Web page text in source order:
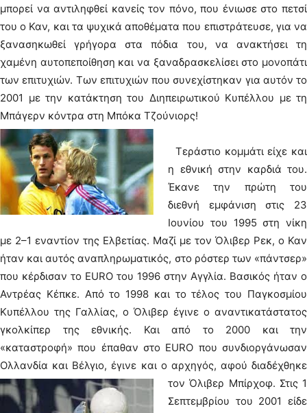
μπορεί να αντιληφθεί κανείς τον πόνο, που ένιωσε στο πετσί
του ο Καν, και τα ψυχικά αποθέματα που επιστράτευσε, για να
ξανασηκωθεί γρήγορα στα πόδια του, να ανακτήσει τη
χαμένη αυτοπεποίθηση και να ξαναδρασκελίσει στο μονοπάτι
των επιτυχιών. Των επιτυχιών που συνεχίστηκαν για αυτόν το
2001 με την κατάκτηση του Διηπειρωτικού Κυπέλλου με τη
Μπάγερν κόντρα στη Μπόκα Τζούνιορς!
Τεράστιο κομμάτι είχε και
η εθνική στην καρδιά του.
Έκανε την πρώτη του
διεθνή εμφάνιση στις 23
Ιουνίου του 1995 στη νίκη
με 2–1 εναντίον της Ελβετίας. Μαζί με τον Όλιβερ Ρεκ, ο Καν
ήταν και αυτός αναπληρωματικός, στο ρόστερ των «πάντσερ»
που κέρδισαν το EURO του 1996 στην Αγγλία. Βασικός ήταν ο
Αντρέας Κέπκε. Από το 1998 και το τέλος του Παγκοσμίου
Κυπέλλου της Γαλλίας, ο Όλιβερ έγινε ο αναντικατάστατος
γκολκίπερ της εθνικής. Και από το 2000 και την
«καταστροφή» που έπαθαν στο EURO που συνδιοργάνωσαν
Ολλανδία και Βέλγιο, έγινε και ο αρχηγός, αφού διαδέχθηκε
τον Όλιβερ Μπίρχοφ. Στις 1
Σεπτεμβρίου του 2001 είδε